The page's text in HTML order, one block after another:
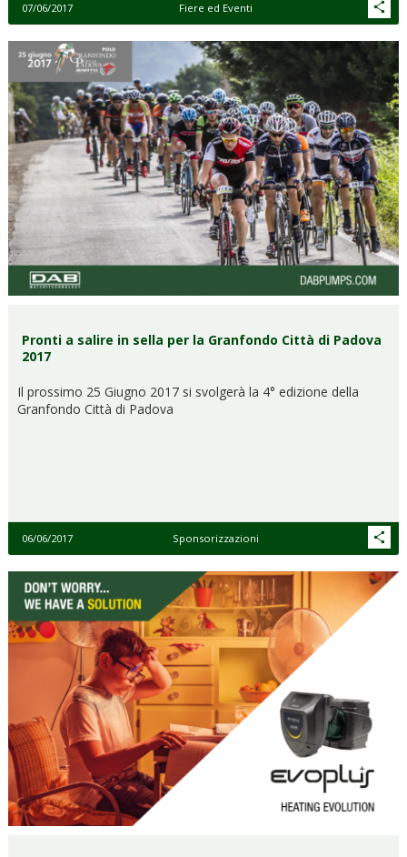
07/06/2017 Fiere ed Eventi
Pronti a salire in sella per la Granfondo Città di Padova
2017
Il prossimo 25 Giugno 2017 si svolgerà la 4° edizione della
Granfondo Città di Padova
06/06/2017 Sponsorizzazioni